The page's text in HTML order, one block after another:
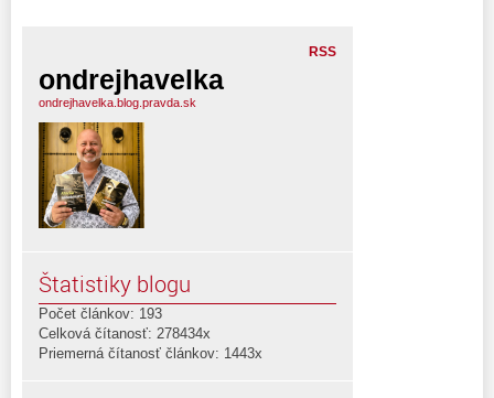
RSS
ondrejhavelka
ondrejhavelka.blog.pravda.sk
Štatistiky blogu
Počet článkov: 193
Celková čítanosť: 278434x
Priemerná čítanosť článkov: 1443x